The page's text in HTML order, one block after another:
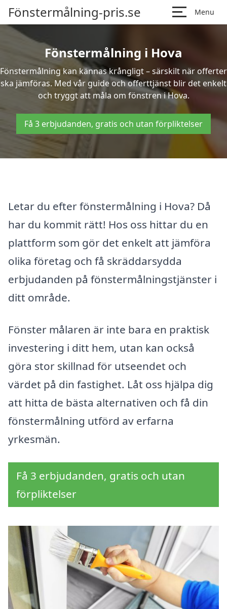
Fönstermålning-pris.se Menu
Fönstermålning i Hova
Fönstermålning kan kännas krångligt – särskilt när offerter
ska jämföras. Med vår guide och offerttjänst blir det enkelt
och tryggt att måla om fönstren i Hova.
Få 3 erbjudanden, gratis och utan förpliktelser
Letar du efter fönstermålning i Hova? Då
har du kommit rätt! Hos oss hittar du en
plattform som gör det enkelt att jämföra
olika företag och få skräddarsydda
erbjudanden på fönstermålningstjänster i
ditt område.
Fönster målaren är inte bara en praktisk
investering i ditt hem, utan kan också
göra stor skillnad för utseendet och
värdet på din fastighet. Låt oss hjälpa dig
att hitta de bästa alternativen och få din
fönstermålning utförd av erfarna
yrkesmän.
Få 3 erbjudanden, gratis och utan
förpliktelser